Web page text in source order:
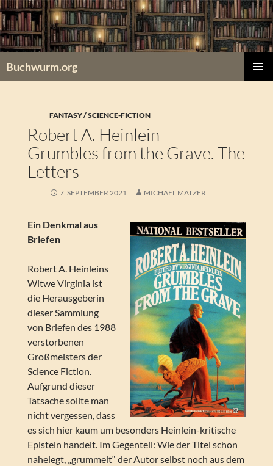
Zum
Inhalt
springen
Buchwurm.org
FANTASY / SCIENCE-FICTION
Robert A. Heinlein –
Grumbles from the Grave. The
Letters
7. SEPTEMBER 2021 MICHAEL MATZER
Ein Denkmal aus
Briefen
Robert A. Heinleins
Witwe Virginia ist
die Herausgeberin
dieser Sammlung
von Briefen des 1988
verstorbenen
Großmeisters der
Science Fiction.
Aufgrund dieser
Tatsache sollte man
nicht vergessen, dass
es sich hier kaum um besonders Heinlein-kritische
Episteln handelt. Im Gegenteil: Wie der Titel schon
nahelegt, „grummelt“ der Autor selbst noch aus dem